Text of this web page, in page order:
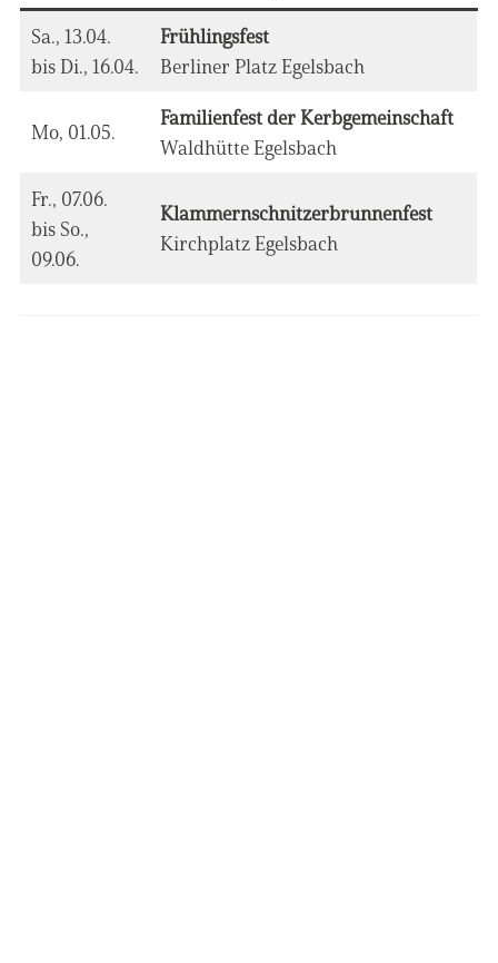
Sa., 13.04.
bis Di., 16.04.
Frühlingsfest
Berliner Platz Egelsbach
Mo, 01.05.
Familienfest der Kerbgemeinschaft
Waldhütte Egelsbach
Fr., 07.06.
bis So.,
09.06.
Klammernschnitzerbrunnenfest
Kirchplatz Egelsbach